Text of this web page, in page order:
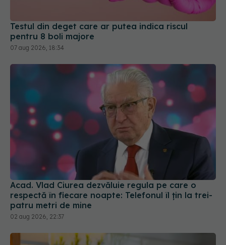
Acad. Vlad Ciurea dezvăluie regula pe care o
respectă în fiecare noapte: Telefonul îl țin la trei-
patru metri de mine
02 aug 2026, 22:37